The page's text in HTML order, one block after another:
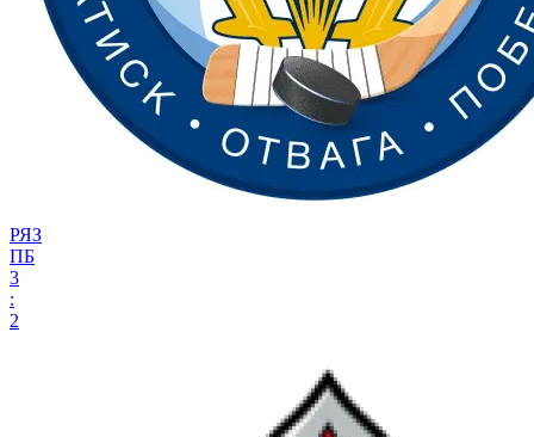
РЯЗ
ПБ
3
:
2